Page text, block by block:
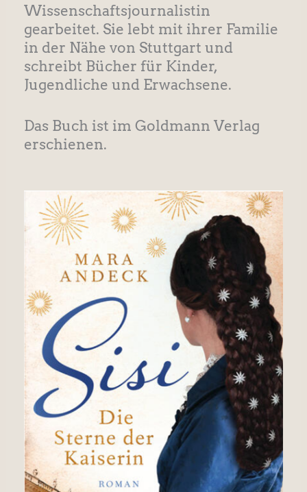
Wissenschaftsjournalistin
gearbeitet. Sie lebt mit ihrer Familie
in der Nähe von Stuttgart und
schreibt Bücher für Kinder,
Jugendliche und Erwachsene.
Das Buch ist im Goldmann Verlag
erschienen.